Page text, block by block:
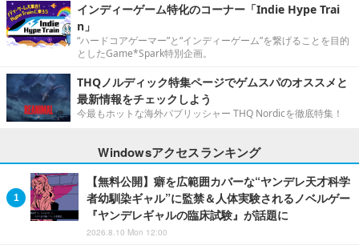
インディーゲーム特化のコーナー「Indie Hype Trai
n」
“ハードコアゲーマー”と“インディーゲーム”を繋げることを目的
としたGame*Spark特別企画。
THQノルディック特集ページでゲムスパのオススメと
最新情報をチェックしよう
今最もホットな海外パブリッシャー THQ Nordicを徹底特集！
Windowsアクセスランキング
【無料公開】癖を広範囲カバーな“ヤンデレ天才科学
者幼馴染ギャル”に監禁＆人体実験されるノベルゲー
『ヤンデレギャルの臨床試験』が話題に
2026.8.10 Mon 12:00